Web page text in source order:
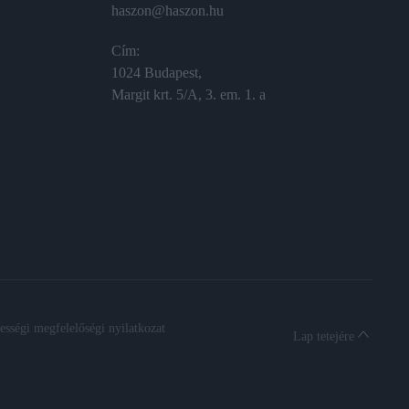
haszon@haszon.hu
Cím:
1024 Budapest,
Margit krt. 5/A, 3. em. 1. a
megfelelőségi nyilatkozat
Lap tetejére